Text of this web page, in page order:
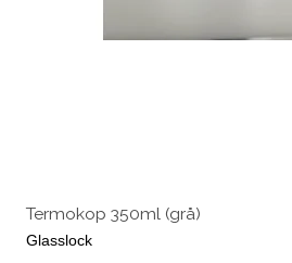
Termokop 350ml (grå)
Glasslock